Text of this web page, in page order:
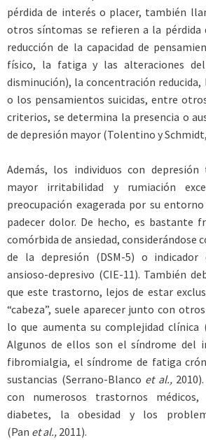
pérdida de interés o placer, también
otros síntomas se refieren a la pérdida
reducción de la capacidad de
físico, la fatiga y las alteraciones
disminución), la concentración reducida,
o los pensamientos suicidas, entre
criterios, se determina la presencia o
de depresión mayor (Tolentino y
Además, los individuos con
mayor irritabilidad y rumiación
preocupación exagerada por su
padecer dolor. De hecho, es bastante
comórbida de ansiedad, considerándose
de la depresión (DSM-5) o
ansioso-depresivo (CIE-11). También
que este trastorno, lejos de estar
“cabeza”, suele aparecer junto con
lo que aumenta su complejidad clínica
Algunos de ellos son el síndrome del
fibromialgia, el síndrome de fatiga
sustancias (Serrano-Blanco et al.,
con numerosos trastornos
diabetes, la obesidad y los
(Pan et al., 2011).